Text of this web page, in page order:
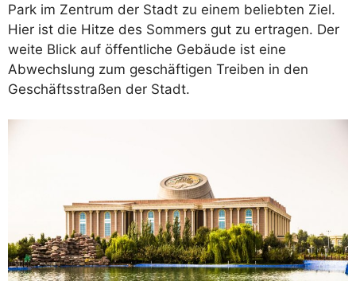
Park im Zentrum der Stadt zu einem beliebten Ziel.
Hier ist die Hitze des Sommers gut zu ertragen. Der
weite Blick auf öffentliche Gebäude ist eine
Abwechslung zum geschäftigen Treiben in den
Geschäftsstraßen der Stadt.